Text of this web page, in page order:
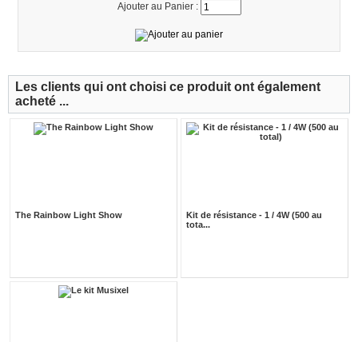
Ajouter au Panier :
Les clients qui ont choisi ce produit ont également
acheté ...
The Rainbow Light Show
Kit de résistance - 1 / 4W (500 au
tota...